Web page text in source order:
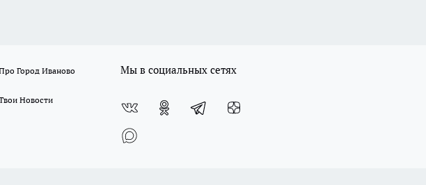
Город Иваново
Новости
Мы в социальных сетях